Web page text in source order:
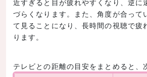
近すぎると目が疲れやすくなり、逆に
づらくなります。また、角度が合って
て見ることになり、長時間の視聴で疲
ります。
テレビとの距離の目安をまとめると、